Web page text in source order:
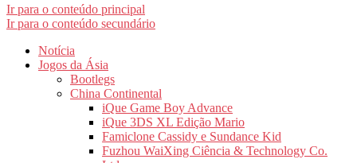
Ir para o conteúdo principal
Ir para o conteúdo secundário
Notícia
Jogos da Ásia
Bootlegs
China Continental
iQue Game Boy Advance
iQue 3DS XL Edição Mario
Famiclone Cassidy e Sundance Kid
Fuzhou WaiXing Ciência & Technology Co.